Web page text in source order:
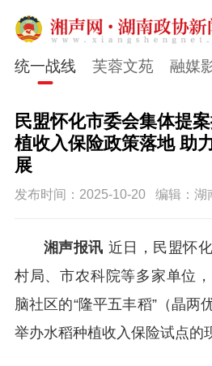
统一战线 芙蓉文苑 融媒
民盟怀化市委会集体提
植收入保险政策落地 助
展
发布时间：2025-10-20 编辑：湖
湘声报讯 近日，民盟怀
村局、市农科院等多家单位
脑社区的“隆平五丰稻”（晶两
举办水稻种植收入保险试点的